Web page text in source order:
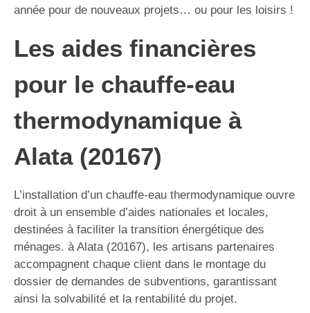
année pour de nouveaux projets… ou pour les loisirs !
Les aides financières
pour le chauffe-eau
thermodynamique à
Alata (20167)
L’installation d’un chauffe-eau thermodynamique ouvre
droit à un ensemble d’aides nationales et locales,
destinées à faciliter la transition énergétique des
ménages. à Alata (20167), les artisans partenaires
accompagnent chaque client dans le montage du
dossier de demandes de subventions, garantissant
ainsi la solvabilité et la rentabilité du projet.